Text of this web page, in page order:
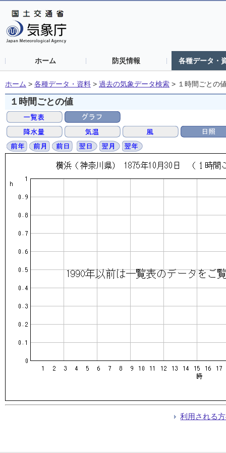
ホーム 防災情報 各種データ・
ホーム > 各種データ・資料 > 過去の気象データ検索 > １時間ごとの
１時間ごとの値
利用される